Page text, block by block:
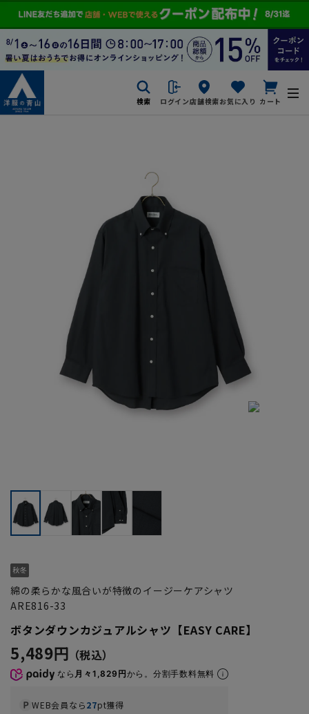
検索 ログイン店舗検索お気に入り カート
綿の柔らかな風合いが特徴のイージーケアシャツ
ARE816-33
ボタンダウンカジュアルシャツ【EASY CARE】
5,489円
なら 月々1,829円から。分割手数料無料
WEB会員なら27pt獲得